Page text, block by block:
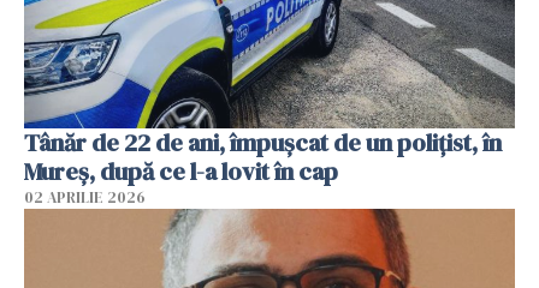
Tânăr de 22 de ani, împușcat de un polițist, în
Mureș, după ce l-a lovit în cap
02 APRILIE 2026